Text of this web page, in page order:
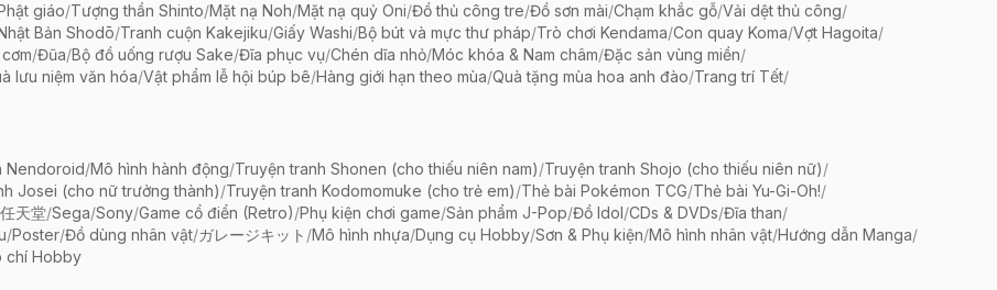
giáo/Tượng thần Shinto/Mặt nạ Noh/Mặt nạ quỷ Oni/Đồ thủ công tre/Đồ sơn mài/Chạm khắc gỗ/Vải dệt thủ công/
Bản Shodō/Tranh cuộn Kakejiku/Giấy Washi/Bộ bút và mực thư pháp/Trò chơi Kendama/Con quay Koma/Vợt Hagoita/
/Đũa/Bộ đồ uống rượu Sake/Đĩa phục vụ/Chén dĩa nhỏ/Móc khóa & Nam châm/Đặc sản vùng miền/
lưu niệm văn hóa/Vật phẩm lễ hội búp bê/Hàng giới hạn theo mùa/Quà tặng mùa hoa anh đào/Trang trí Tết/
Nendoroid/Mô hình hành động/Truyện tranh Shonen (cho thiếu niên nam)/Truyện tranh Shojo (cho thiếu niên nữ)/
Josei (cho nữ trưởng thành)/Truyện tranh Kodomomuke (cho trẻ em)/Thẻ bài Pokémon TCG/Thẻ bài Yu-Gi-Oh!/
任天堂/Sega/Sony/Game cổ điển (Retro)/Phụ kiện chơi game/Sản phẩm J-Pop/Đồ Idol/CDs & DVDs/Đĩa than/
/Poster/Đồ dùng nhân vật/ガレージキット /Mô hình nhựa/Dụng cụ Hobby/Sơn & Phụ kiện/Mô hình nhân vật/Hướng dẫn Manga/
chí Hobby